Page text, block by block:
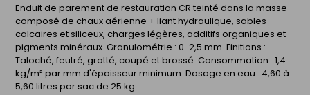
Enduit de parement de restauration CR teinté dans la masse
composé de chaux aérienne + liant hydraulique, sables
calcaires et siliceux, charges légères, additifs organiques et
pigments minéraux. Granulométrie : 0-2,5 mm. Finitions :
Taloché, feutré, gratté, coupé et brossé. Consommation : 1,4
kg/m² par mm d'épaisseur minimum. Dosage en eau : 4,60 à
5,60 litres par sac de 25 kg.